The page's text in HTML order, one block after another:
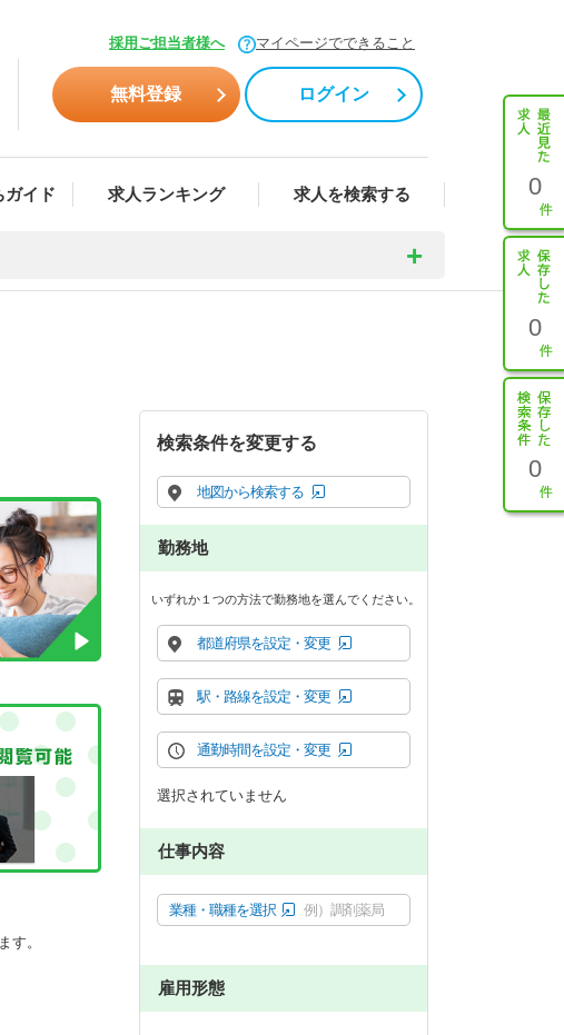
採用ご担当者様へ マイページでできること
無料登録 ログイン
ガイド 求人ランキング 求人を検索する 0
0
0
す。
検索条件を変更する
地図から検索する
勤務地
いずれか１つの方法で勤務地を選んでください。
都道府県を設定・変更
駅・路線を設定・変更
通勤時間を設定・変更
選択されていません
仕事内容
業種・職種を選択 例）調剤薬局
雇用形態